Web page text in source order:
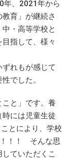
年、2021年から
育」が継続さ
・高等学校と
指して、様々
れもが感じて
でした。
と」です。養
には児童生徒
とにより、学校
！！！ そんな思
ていただくこ